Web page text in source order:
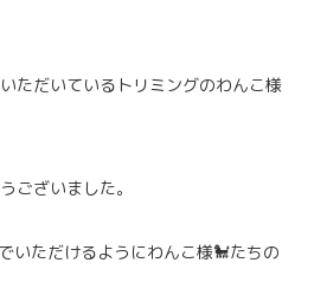
ただいているトリミングのわんこ様
ございました。
いただけるようにわんこ様🐩たちの